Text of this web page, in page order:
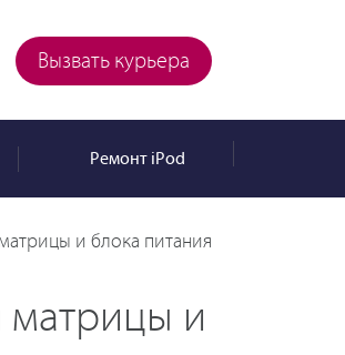
Вызвать курьера
РемонтiPod
и блока питания
матрицы и